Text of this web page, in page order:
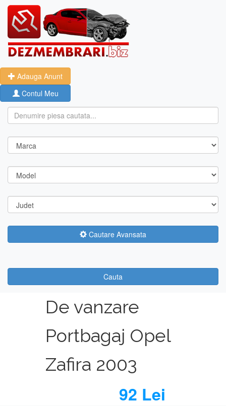
Adauga Anunt
Contul Meu
Cautare Avansata
Cauta
De vanzare
Portbagaj Opel
Zafira 2003
92 Lei